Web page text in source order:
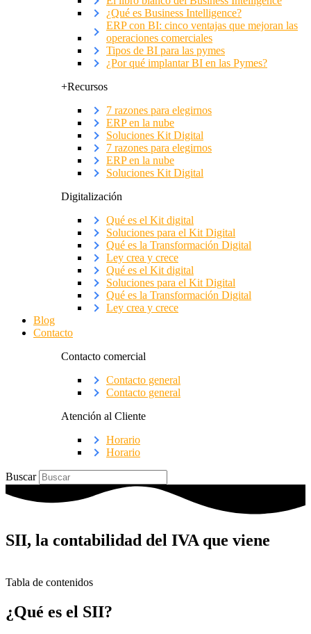
¿Qué es Business Intelligence?
ERP con BI: cinco ventajas que mejoran las
operaciones comerciales
Tipos de BI para las pymes
¿Por qué implantar BI en las Pymes?
+Recursos
7 razones para elegirnos
ERP en la nube
Soluciones Kit Digital
7 razones para elegirnos
ERP en la nube
Soluciones Kit Digital
Digitalización
Qué es el Kit digital
Soluciones para el Kit Digital
Qué es la Transformación Digital
Ley crea y crece
Qué es el Kit digital
Soluciones para el Kit Digital
Qué es la Transformación Digital
Ley crea y crece
Blog
Contacto
Contacto comercial
Contacto general
Contacto general
Atención al Cliente
Horario
Horario
Buscar
SII, la contabilidad del IVA que viene
Tabla de contenidos
¿Qué es el SII?